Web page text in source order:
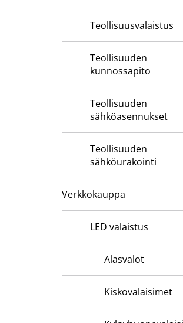
Teollisuusvalaistus
Teollisuuden
kunnossapito
Teollisuuden
sähköasennukset
Teollisuuden
sähköurakointi
Verkkokauppa
LED valaistus
Alasvalot
Kiskovalaisimet